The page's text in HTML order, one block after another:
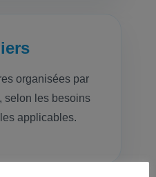
organisées par
selon les besoins
applicables.